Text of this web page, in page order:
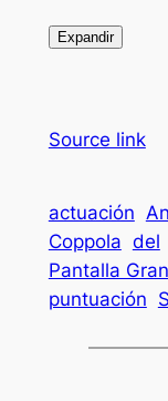
Expandir
Source link
actuación
Coppola del
Pantalla
puntuación